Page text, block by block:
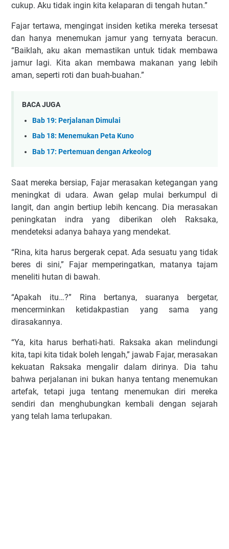
cukup. Aku tidak ingin kita kelaparan di tengah hutan.”
Fajar tertawa, mengingat insiden ketika mereka tersesat
dan hanya menemukan jamur yang ternyata beracun.
“Baiklah, aku akan memastikan untuk tidak membawa
jamur lagi. Kita akan membawa makanan yang lebih
aman, seperti roti dan buah-buahan.”
BACA JUGA
Bab 19: Perjalanan Dimulai
Bab 18: Menemukan Peta Kuno
Bab 17: Pertemuan dengan Arkeolog
Saat mereka bersiap, Fajar merasakan ketegangan yang
meningkat di udara. Awan gelap mulai berkumpul di
langit, dan angin bertiup lebih kencang. Dia merasakan
peningkatan indra yang diberikan oleh Raksaka,
mendeteksi adanya bahaya yang mendekat.
“Rina, kita harus bergerak cepat. Ada sesuatu yang tidak
beres di sini,” Fajar memperingatkan, matanya tajam
meneliti hutan di bawah.
“Apakah itu…?” Rina bertanya, suaranya bergetar,
mencerminkan ketidakpastian yang sama yang
dirasakannya.
“Ya, kita harus berhati-hati. Raksaka akan melindungi
kita, tapi kita tidak boleh lengah,” jawab Fajar, merasakan
kekuatan Raksaka mengalir dalam dirinya. Dia tahu
bahwa perjalanan ini bukan hanya tentang menemukan
artefak, tetapi juga tentang menemukan diri mereka
sendiri dan menghubungkan kembali dengan sejarah
yang telah lama terlupakan.